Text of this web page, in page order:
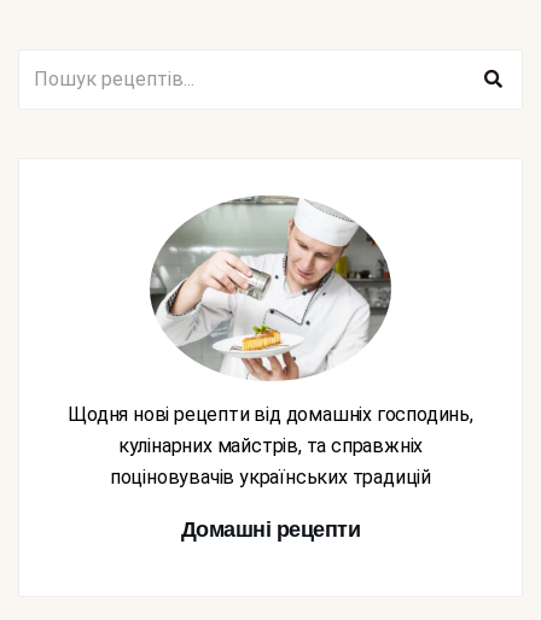
Щодня нові рецепти від домашніх господинь,
кулінарних майстрів, та справжніх
поціновувачів українських традицій
Домашні рецепти